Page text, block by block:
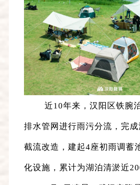
近10年来，汉阳区铁腕
排水管网进行雨污分流，完成
截流改造，建起4座初雨调蓄
化设施，累计为湖泊清淤近